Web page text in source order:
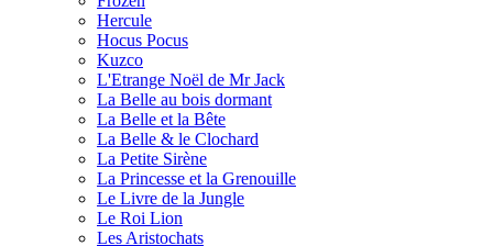
Hercule
Hocus Pocus
Kuzco
L'Etrange Noël de Mr Jack
La Belle au bois dormant
La Belle et la Bête
La Belle & le Clochard
La Petite Sirène
La Princesse et la Grenouille
Le Livre de la Jungle
Le Roi Lion
Les Aristochats